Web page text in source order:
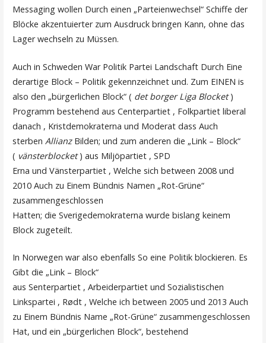
Messaging wollen Durch einen „Parteienwechsel“ Schiffe der
Blöcke akzentuierter zum Ausdruck bringen Kann, ohne das
Lager wechseln zu Müssen.
Auch in Schweden War Politik Partei Landschaft Durch Eine
derartige Block – Politik gekennzeichnet und. Zum EINEN is
also den „bürgerlichen Block“ ( det borger Liga Blocket)
Programm bestehend aus Centerpartiet , Folkpartiet liberal
danach , Kristdemokraterna und Moderat dass Auch
sterben AllianzBilden; und zum anderen die „Link – Block“
( vänsterblocket) aus Miljöpartiet , SPD
Erna und Vänsterpartiet , Welche sich between 2008 und
2010 Auch zu Einem Bündnis Namen „Rot-Grüne“
zusammengeschlossen
Hatten; die Sverigedemokraterna wurde bislang keinem
Block zugeteilt.
In Norwegen war also ebenfalls So eine Politik blockieren. Es
Gibt die „Link – Block“
aus Senterpartiet , Arbeiderpartiet und Sozialistischen
Linkspartei , Rødt , Welche ich between 2005 und 2013 Auch
zu Einem Bündnis Name „Rot-Grüne“ zusammengeschlossen
Hat, und ein „bürgerlichen Block“, bestehend